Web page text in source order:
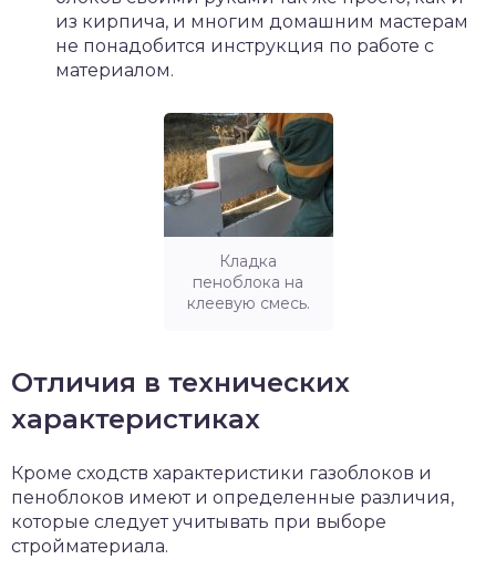
из кирпича, и многим домашним мастерам
не понадобится инструкция по работе с
материалом.
Кладка
пеноблока на
клеевую смесь.
Отличия в технических
характеристиках
Кроме сходств характеристики газоблоков и
пеноблоков имеют и определенные различия,
которые следует учитывать при выборе
стройматериала.